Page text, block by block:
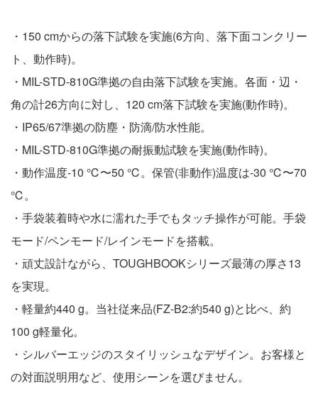
・150 cmからの落下試験を実施(6方向、落下面コンクリー
ト、動作時)。
・MIL-STD-810G準拠の自由落下試験を実施。各面・辺・
角の計26方向に対し、120 cm落下試験を実施(動作時)。
・IP65/67準拠の防塵・防滴/防水性能。
・MIL-STD-810G準拠の耐振動試験を実施(動作時)。
・動作温度-10 ℃〜50 ℃。保管(非動作)温度は-30 ℃〜70
℃。
・手袋装着時や水に濡れた手でもタッチ操作が可能。手袋
モード/ペンモード/レインモードを搭載。
・頑丈設計ながら、TOUGHBOOKシリーズ最薄の厚さ13
を実現。
・軽量約440 g。当社従来品(FZ-B2:約540 g)と比べ、約
100 g軽量化。
・シルバーエッジのスタイリッシュなデザイン。お客様と
の対面説明用など、使用シーンを選びません。